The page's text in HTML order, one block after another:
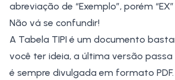
abreviação de “Exemplo”, porém
Não vá se confundir!
A Tabela TIPI é um documento
você ter ideia, a última versão
é sempre divulgada em formato PDF.